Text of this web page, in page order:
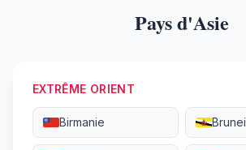
Pays d'Asie
EXTRÊME ORIENT
Birmanie Brunei